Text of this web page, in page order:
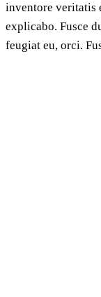
inventore veritatis
explicabo. Fusce
feugiat eu, orci.